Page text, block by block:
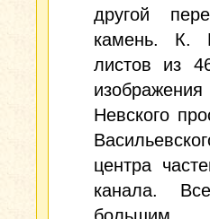
другой
камень. К.
листов из
Невского
центра
канала.